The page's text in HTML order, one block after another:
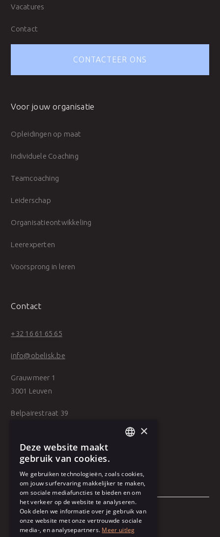
Vacatures
Contact
CONTACTEER ONS
Voor jouw organisatie
Opleidingen op maat
Individuele Coaching
Teamcoaching
Leiderschap
Organisatieontwikkeling
Leerexperten
Voorsprong in leren
Contact
+32 16 61 65 65
info@obelisk.be
Grauwmeer 1
3001 Leuven
Belpairestraat 39
Algemene voorwaarden
FRENCH
×
Deze website maakt
gebruik van cookies.
We gebruiken technologieën, zoals cookies,
om jouw surfervaring makkelijker te maken,
om sociale mediafuncties te bieden en om
het verkeer op de website te analyseren.
Ook delen we informatie over je gebruik van
onze website met onze vertrouwde sociale
media-, en analysepartners. Meer uitleg